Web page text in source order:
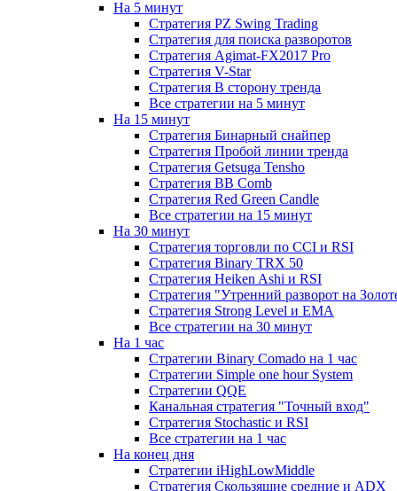
На 5 минут
Стратегия PZ Swing Trading
Стратегия для поиска разворотов
Стратегия Agimat-FX2017 Pro
Стратегия V-Star
Стратегия В сторону тренда
Все стратегии на 5 минут
На 15 минут
Стратегия Бинарный снайпер
Стратегия Пробой линии тренда
Стратегия Getsuga Tensho
Стратегия ВВ Comb
Стратегия Red Green Candle
Все стратегии на 15 минут
На 30 минут
Стратегия торговли по CCI и RSI
Стратегия Binary TRX 50
Стратегия Heiken Ashi и RSI
Стратегия "Утренний разворот на
Стратегия Strong Level и EMA
Все стратегии на 30 минут
На 1 час
Стратегии Binary Comado на 1 час
Стратегии Simple one hour System
Стратегии QQE
Канальная стратегия "Точный вход"
Стратегия Stochastic и RSI
Все стратегии на 1 час
На конец дня
Стратегии iHighLowMiddle
Стратегия Скользящие средние и ADX